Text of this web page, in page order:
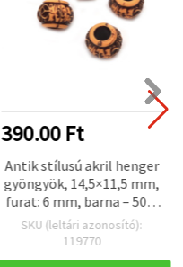
390.00 Ft
Antik stílusú akril henger
gyöngyök, 14,5×11,5 mm,
furat: 6 mm, barna – 50 g
(kb. 41 db)
SKU (leltári azonosító):
119770